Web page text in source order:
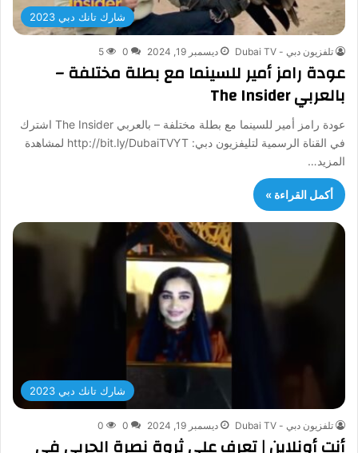
شارك تانك دبي 2023
تلفزيون دبي - Dubai TV ديسمبر 19, 2024 0
5
عودة رامز أمير للسينما مع بطلة مختلفة –
بالعربي The Insider
عودة رامز أمير للسينما مع بطلة مختلفة – بالعربي The Insider اشترك
في القناة الرسمية لتليفزيون دبي: http://bit.ly/DubaiTVYT لمشاهدة
المزيد…
أكمل القراءة »
شارك تانك دبي 2023
تلفزيون دبي - Dubai TV ديسمبر 19, 2024 0
0